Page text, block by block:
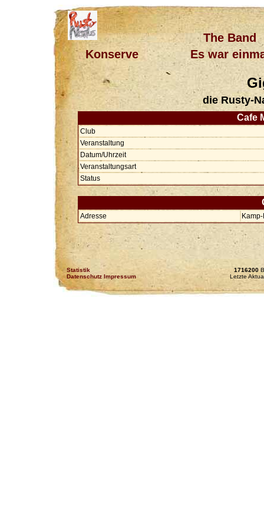
The Band
Konserve
Es war
die Rusty-
Cafe
Club
Veranstaltung
Datum/Uhrzeit
Veranstaltungsart
Status
Adresse
Statistik
Datenschutz Impressum
1716200
Letzte